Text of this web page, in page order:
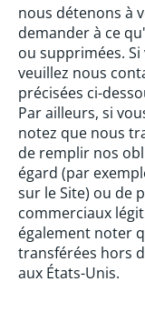
nous détenons à
demander à ce
ou supprimées.
veuillez nous
précisées ci-
Par ailleurs, si
notez que nous
de remplir nos
égard (par
sur le Site) ou de
commerciaux
également noter
transférées hors
aux États-Unis.